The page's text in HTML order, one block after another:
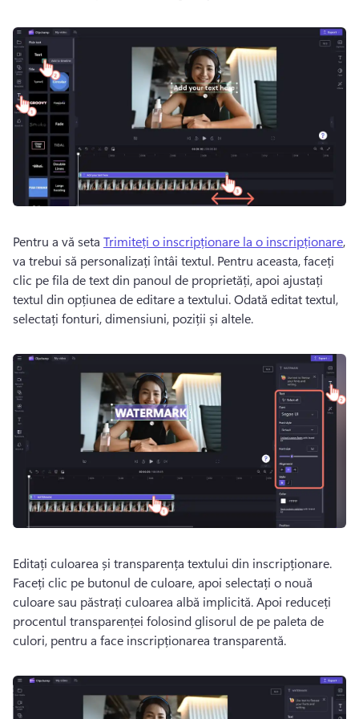
Pentru a vă seta Trimiteți o inscripționare la o inscripționare,
va trebui să personalizați întâi textul. Pentru aceasta, faceți
clic pe fila de text din panoul de proprietăți, apoi ajustați
textul din opțiunea de editare a textului. Odată editat textul,
selectați fonturi, dimensiuni, poziții și altele.
Faceți clic pe butonul de culoare, apoi selectați o nouă
culoare sau păstrați culoarea albă implicită. Apoi reduceți
procentul transparenței folosind glisorul de pe paleta de
culori, pentru a face inscripționarea transparentă.